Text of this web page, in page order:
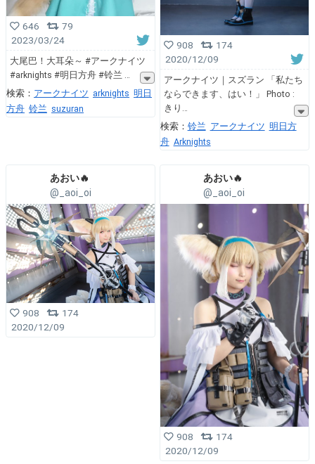
646
79
2023/03/24
大尾巴！大耳朵～ #アークナイツ
#arknights #明日方舟 #铃兰
検索： アークナイツ arknights 明日
方舟 铃兰 suzuran
908
174
2020/12/09
アークナイツ｜スズラン 「私たち
ならできます、はい！」 Photo :
きり
検索： 铃兰 アークナイツ 明日方
舟 Arknights
あおい🔥
@_aoi_oi
908
174
2020/12/09
あおい🔥
@_aoi_oi
908
174
2020/12/09